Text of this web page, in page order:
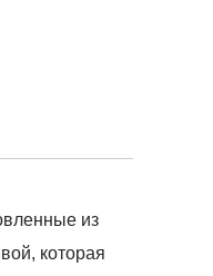
из
которая